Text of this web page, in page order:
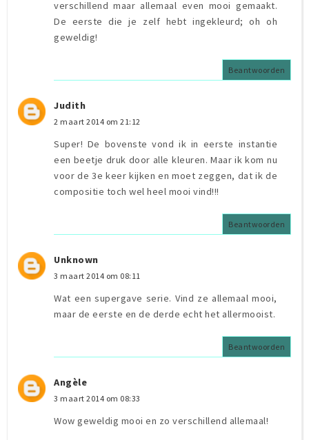
verschillend maar allemaal even mooi gemaakt.
De eerste die je zelf hebt ingekleurd; oh oh
geweldig!
Beantwoorden
Judith
2 maart 2014 om 21:12
Super! De bovenste vond ik in eerste instantie
een beetje druk door alle kleuren. Maar ik kom nu
voor de 3e keer kijken en moet zeggen, dat ik de
compositie toch wel heel mooi vind!!!
Beantwoorden
Unknown
3 maart 2014 om 08:11
Wat een supergave serie. Vind ze allemaal mooi,
maar de eerste en de derde echt het allermooist.
Beantwoorden
Angèle
3 maart 2014 om 08:33
Wow geweldig mooi en zo verschillend allemaal!